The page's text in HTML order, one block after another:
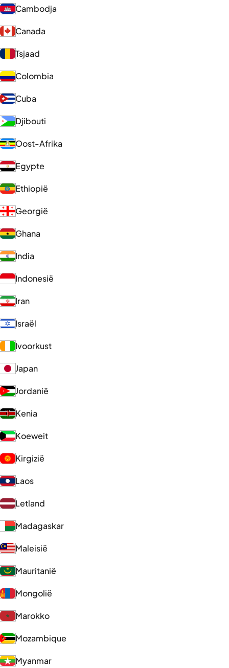
Cambodja
Canada
Tsjaad
Colombia
Cuba
Djibouti
Oost-Afrika
Egypte
Ethiopië
Georgië
Ghana
India
Indonesië
Iran
Israël
Ivoorkust
Japan
Jordanië
Kenia
Koeweit
Kirgizië
Laos
Letland
Madagaskar
Maleisië
Mauritanië
Mongolië
Marokko
Mozambique
Myanmar